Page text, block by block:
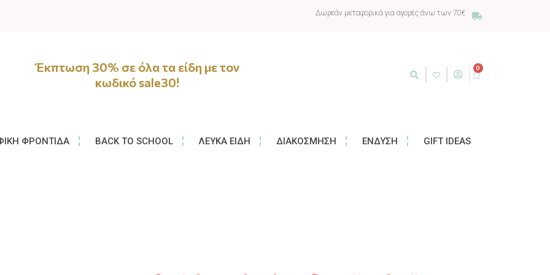
Δωρεάν μεταφορικά για αγορές άνω των 70€
Έκπτωση 30% σε όλα τα είδη με τον
κωδικό sale30!
0
ΦΡΟΝΤΊΔΑ BACK TO SCHOOL ΛΕΥΚΆ ΕΊΔΗ ΔΙΑΚΌΣΜΗΣΗ ΈΝΔΥΣΗ GIFT IDEAS